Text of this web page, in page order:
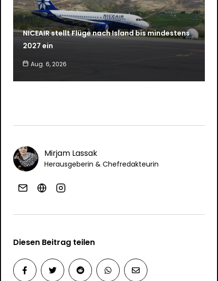
NICEAIR stellt Flüge nach Island bis mindestens
2027 ein
Aug. 6, 2026
Mirjam Lassak
Herausgeberin & Chefredakteurin
Diesen Beitrag teilen